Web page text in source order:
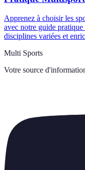
Apprenez à choisir les
avec notre guide
disciplines variées et
Multi Sports
Votre source